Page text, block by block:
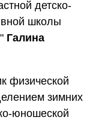
детско-
школы
Галина
физической
зимних
юношеской